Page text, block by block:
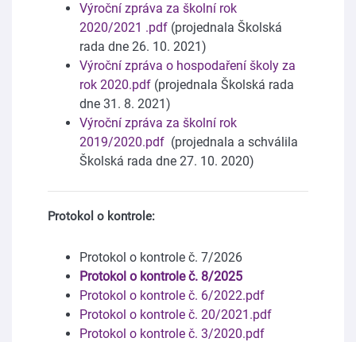
Výroční zpráva za školní rok
2020/2021 .pdf (projednala Školská
rada dne 26. 10. 2021)
Výroční zpráva o hospodaření školy za
rok 2020.pdf (projednala Školská rada
dne 31. 8. 2021)
Výroční zpráva za školní rok
2019/2020.pdf (projednala a schválila
Školská rada dne 27. 10. 2020)
Protokol o kontrole:
Protokol o kontrole č. 7/2026
Protokol o kontrole č. 8/2025
Protokol o kontrole č. 6/2022.pdf
Protokol o kontrole č. 20/2021.pdf
Protokol o kontrole č. 3/2020.pdf